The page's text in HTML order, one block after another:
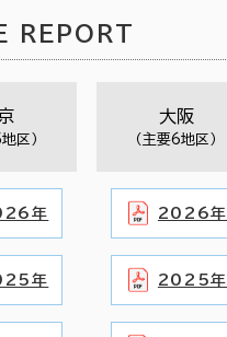
REPORT
区）
年
年
大阪
（主要6地区）
2026年
2025年